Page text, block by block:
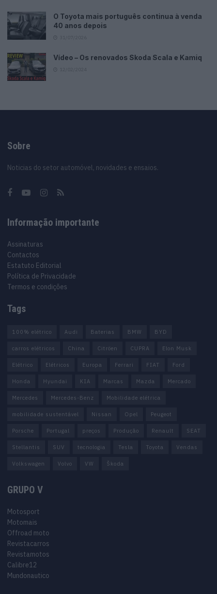
O Toyota mais português continua à venda
40 anos depois
Vídeo – Os renovados Skoda Scala e Kamiq
Sobre
Noticias do setor automóvel, novidades e ensaios.
Informação importante
Assinaturas
Contactos
Estatuto Editorial
Política de Privacidade
Termos e condições
Tags
100% elétrico Audi Baterias BMW BYD
carros elétricos China Citröen CUPRA Elon Musk
Elétrico Elétricos Europa Ferrari FIAT Ford
Honda Hyundai KIA Marcas Mazda Mercado
Mercedes Mercedes-Benz Mobilidade elétrica
mobilidade sustentável Nissan Opel Peugeot
Porsche Portugal preços Produção Renault SEAT
Stellantis SUV tecnologia Tesla Toyota Vendas
Volkswagen Volvo VW Škoda
GRUPO V
Motosport
Motomais
Offroad moto
Revistacarros
Revistamotos
Calibre12
Mundonautico